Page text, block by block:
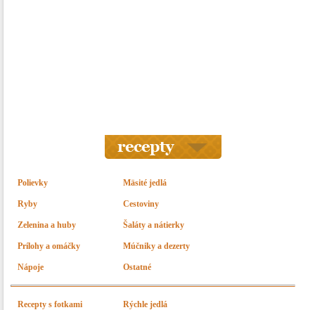
Polievky Mäsité jedlá
Ryby Cestoviny
Zelenina a huby Šaláty a nátierky
Prílohy a omáčky Múčniky a dezerty
Nápoje Ostatné
Recepty s fotkami Rýchle jedlá